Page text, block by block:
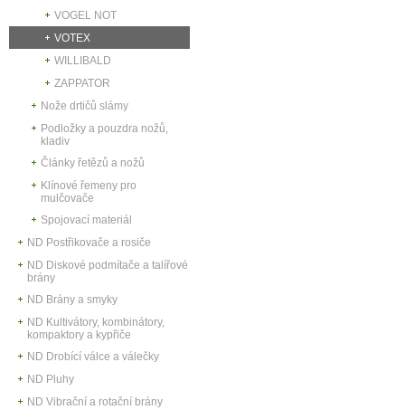
VOGEL NOT
VOTEX
WILLIBALD
ZAPPATOR
Nože drtičů slámy
Podložky a pouzdra nožů,
kladiv
Články řetězů a nožů
Klínové řemeny pro
mulčovače
Spojovací materiál
ND Postřikovače a rosiče
ND Diskové podmítače a talířové
brány
ND Brány a smyky
ND Kultivátory, kombinátory,
kompaktory a kypřiče
ND Drobící válce a válečky
ND Pluhy
ND Vibrační a rotační brány